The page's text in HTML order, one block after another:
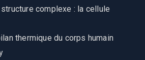
complexe : la cellule
thermique du corps humain